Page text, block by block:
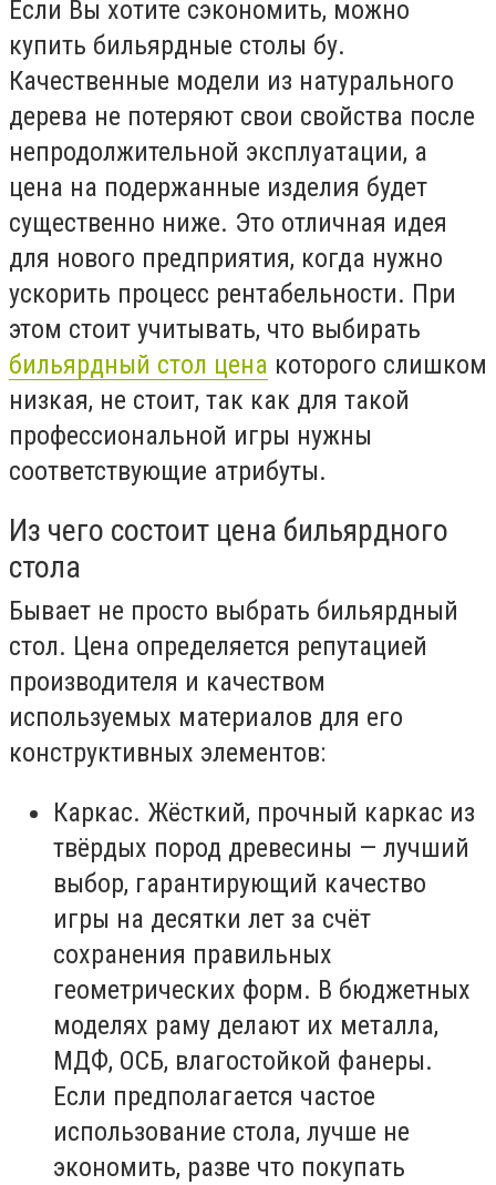
Если Вы хотите сэкономить, можно
купить бильярдные столы бу.
Качественные модели из натурального
дерева не потеряют свои свойства после
непродолжительной эксплуатации, а
цена на подержанные изделия будет
существенно ниже. Это отличная идея
для нового предприятия, когда нужно
ускорить процесс рентабельности. При
этом стоит учитывать, что выбирать
бильярдный стол цена которого слишком
низкая, не стоит, так как для такой
профессиональной игры нужны
соответствующие атрибуты.
Из чего состоит цена бильярдного
стола
Бывает не просто выбрать бильярдный
стол. Цена определяется репутацией
производителя и качеством
используемых материалов для его
конструктивных элементов:
Каркас. Жёсткий, прочный каркас из
твёрдых пород древесины — лучший
выбор, гарантирующий качество
игры на десятки лет за счёт
сохранения правильных
геометрических форм. В бюджетных
моделях раму делают их металла,
МДФ, ОСБ, влагостойкой фанеры.
Если предполагается частое
использование стола, лучше не
экономить, разве что покупать